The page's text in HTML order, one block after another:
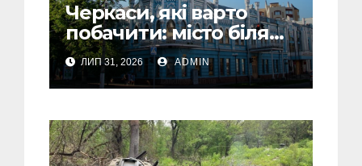
Черкаси, які варто
побачити: місто біля
Дніпра, зелені парки
та місця з особливою
атмосферою
ЛИП 31, 2026 ADMIN